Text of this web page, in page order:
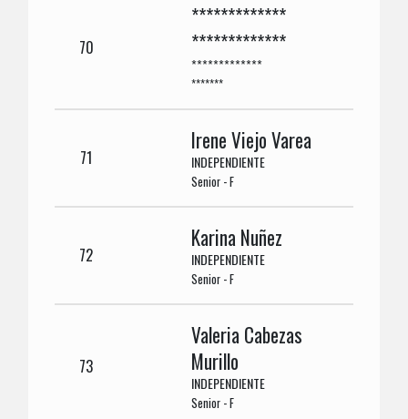
70
*************
*************
*************
*******
71
Irene Viejo Varea
INDEPENDIENTE
Senior - F
72
Karina Nuñez
INDEPENDIENTE
Senior - F
73
Valeria Cabezas
Murillo
INDEPENDIENTE
Senior - F